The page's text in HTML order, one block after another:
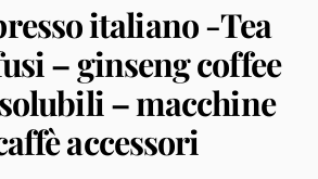
italiano -Tea
– ginseng coffee
– macchine
accessori